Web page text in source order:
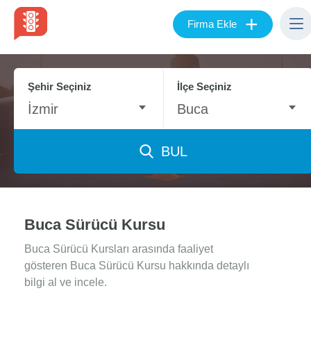
Firma Ekle +
Şehir Seçiniz
İzmir
İlçe Seçiniz
Buca
BUL
Buca Sürücü Kursu
Buca Sürücü Kursları arasında faaliyet
gösteren Buca Sürücü Kursu hakkında detaylı
bilgi al ve incele.